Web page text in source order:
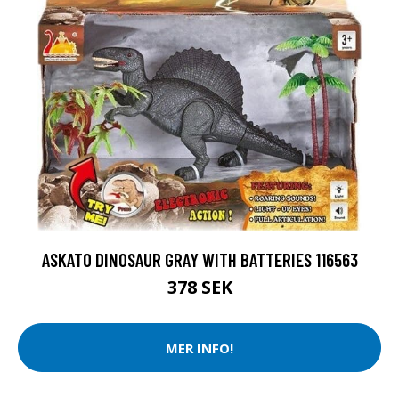
ASKATO DINOSAUR GRAY WITH BATTERIES 116563
378 SEK
MER INFO!